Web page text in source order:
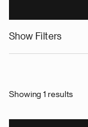
Show Filters
Showing 1 results